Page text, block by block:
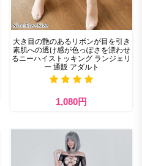
大き目の艶のあるリボンが目を引き
素肌への透け感が色っぽさを漂わせ
るニーハイストッキング ランジェリ
ー 通販 アダルト
1,080円